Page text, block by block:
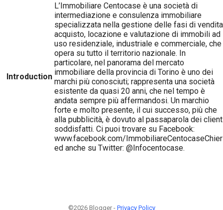
Introduction
L’Immobiliare Centocase è una società di
intermediazione e consulenza immobiliare
specializzata nella gestione delle fasi di
acquisto, locazione e valutazione di immobili ad
uso residenziale, industriale e commerciale, che
opera su tutto il territorio nazionale. In
particolare, nel panorama del mercato
immobiliare della provincia di Torino è uno dei
marchi più conosciuti; rappresenta una società
esistente da quasi 20 anni, che nel tempo è
andata sempre più affermandosi. Un marchio
forte e molto presente, il cui successo, più che
alla pubblicità, è dovuto al passaparola dei
soddisfatti. Ci puoi trovare su Facebook:
www.facebook.com/
ed anche su Twitter: @Infocentocase.
©2026 Blogger - Privacy Policy